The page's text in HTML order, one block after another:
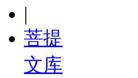
|
菩提
文库